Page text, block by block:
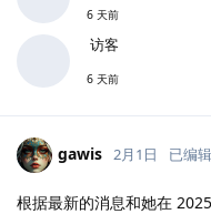
6 天前
访客
6 天前
gawis 2月1日 已编辑
根据最新的消息和她在